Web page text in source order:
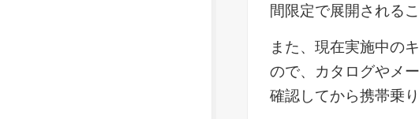
間限定で展開される
また、現在実施中の
ので、カタログやメ
確認してから携帯乗